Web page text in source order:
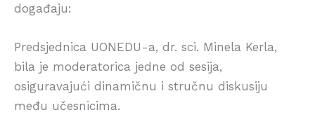
događaju:
Predsjednica UONEDU-a, dr. sci. Minela Kerla,
bila je moderatorica jedne od sesija,
osiguravajući dinamičnu i stručnu diskusiju
među učesnicima.